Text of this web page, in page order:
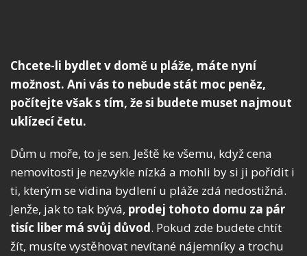
Chcete-li bydlet v domě u pláže, máte nyní
možnost. Ani vás to nebude stát moc peněz,
počítejte však s tím, že si budete muset najmout
uklízecí četu.
Dům u moře, to je sen. Ještě ke všemu, když cena
nemovitosti je nezvykle nízká a mohli by si ji pořídit i
ti, kterým se vidina bydlení u pláže zdá nedostižná.
Jenže, jak to tak bývá, prodej tohoto domu za pár
tisíc liber má svůj důvod. Pokud zde budete chtít
žít, musíte vystěhovat nevítané nájemníky a trochu